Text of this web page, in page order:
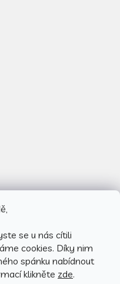
se u nás cítili
cookies. Díky nim
spánku nabídnout
klikněte zde.